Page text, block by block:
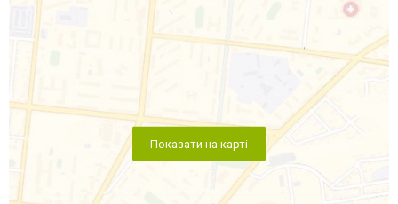
Показати на карті